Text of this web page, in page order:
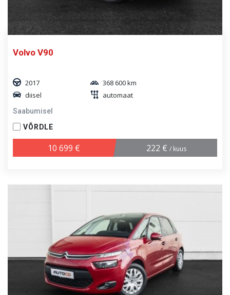
Volvo V90
2017
368 600 km
diisel
automaat
Saabumisel
VÕRDLE
10 699 € 222 € / kuus